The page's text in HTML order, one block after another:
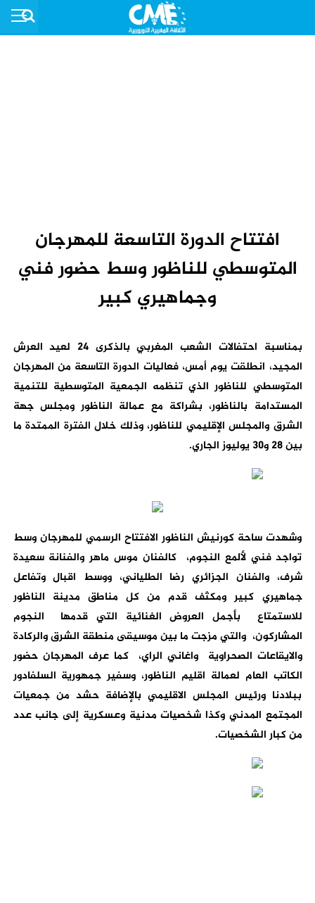
افتتاح الدورة التاسعة للمهرجان
المتوسطي للناظور وسط حضور فني
وجماهيري كبير
بمناسبة احتفالات الشعب المغربي بالذكرى 24 لعيد العرش
المجيد، انطلقت يوم أمس، فعاليات الدورة التاسعة من المهرجان
المتوسطي للناظور الذي تنظمه الجمعية المتوسطية للتنمية
المستدامة بالناظور، بشراكة مع عمالة الناظور ومجلس جهة
الشرق والمجلس الإقليمي للناظور، وذلك خلال الفترة الممتدة ما
بين 28 و30 يوليوز الجاري.
وشهدت ساحة كورنيش الناظور الافتتاح الرسمي للمهرجان وسط
تواجد فني لألمع النجوم، كالفنان موس ماهر والفنانة سعيدة
شرف، والفنان الجزائري رضا الطلياني، ووسط اقبال وتفاعل
جماهيري كبير ومكثف قدم من كل مناطق مدينة الناظور
للاستمتاع بأجمل العروض الغنائية التي قدمها النجوم
المشاركون، والتي مزجت ما بين موسيقى منطقة الشرق والركادة
والايقاعات الصحراوية واغاني الراي، كما عرف المهرجان حضور
الكاتب العام لعمالة اقليم الناظور، وسفير جمهورية السلفادور
ببلادنا ورئيس المجلس الاقليمي بالإضافة حشد من جمعيات
المجتمع المدني وكذا شخصيات مدنية وعسكرية إلى جانب عدد
من كبار الشخصيات.